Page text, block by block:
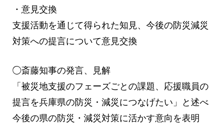
・意見交換
支援活動を通じて得られた知見、今後の防災減災
対策への提言について意見交換
◯斎藤知事の発言、見解
「被災地支援のフェーズごとの課題、応援職員の
提言を兵庫県の防災・減災につなげたい」と述べ
今後の県の防災・減災対策に活かす意向を表明